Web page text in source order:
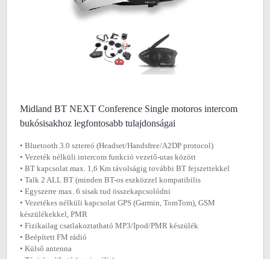
Midland BT NEXT Conference Single motoros intercom
bukósisakhoz legfontosabb tulajdonságai
• Bluetooth 3.0 sztereó (Headset/Handsfree/A2DP protocol)
• Vezeték nélküli intercom funkció vezető-utas között
• BT kapcsolat max. 1,6 Km távolságig további BT fejszettekkel
• Talk 2 ALL BT (minden BT-os eszközzel kompatibilis
• Egyszerre max. 6 sisak tud összekapcsolódni
• Vezetékes nélküli kapcsolat GPS (Garmin, TomTom), GSM
készülékekkel, PMR
• Fizikailag csatlakoztatható MP3/Ipod/PMR készülék
• Beépített FM rádió
• Külső antenna